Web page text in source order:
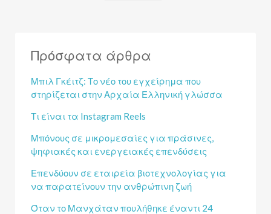
Πρόσφατα άρθρα
Μπιλ Γκέιτζ: Το νέο του εγχείρημα που
στηρίζεται στην Αρχαία Ελληνική γλώσσα
Τι είναι τα Instagram Reels
Μπόνους σε μικρομεσαίες για πράσινες,
ψηφιακές και ενεργειακές επενδύσεις
Επενδύουν σε εταιρεία βιοτεχνολογίας για
να παρατείνουν την ανθρώπινη ζωή
Όταν το Μανχάταν πουλήθηκε έναντι 24